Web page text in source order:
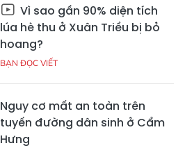
Vì sao gần 90% diện tích
lúa hè thu ở Xuân Triều bị bỏ
hoang?
BẠN ĐỌC VIẾT
Nguy cơ mất an toàn trên
tuyến đường dân sinh ở Cẩm
Hưng